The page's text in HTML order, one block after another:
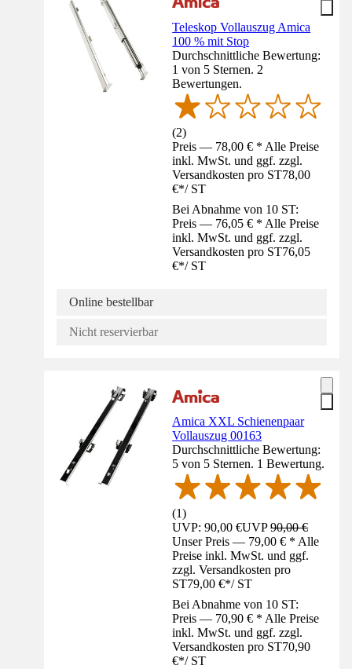
Teleskop Vollauszug Amica
100 % mit Stop
Durchschnittliche Bewertung:
1 von 5 Sternen. 2
Bewertungen.
(2)
Preis — 78,00 € * Alle Preise
inkl. MwSt. und ggf. zzgl.
Versandkosten pro ST78,00
€*/ ST
Bei Abnahme von 10 ST:
Preis — 76,05 € * Alle Preise
inkl. MwSt. und ggf. zzgl.
Versandkosten pro ST76,05
€*/ ST
Online bestellbar
Nicht reservierbar
Amica XXL Schienenpaar
Vollauszug 00163
Durchschnittliche Bewertung:
5 von 5 Sternen. 1 Bewertung.
(1)
UVP: 90,00 €UVP90,00 €
Unser Preis — 79,00 € * Alle
Preise inkl. MwSt. und ggf.
zzgl. Versandkosten pro
ST79,00 €*/ ST
Bei Abnahme von 10 ST:
Preis — 70,90 € * Alle Preise
inkl. MwSt. und ggf. zzgl.
Versandkosten pro ST70,90
€*/ ST